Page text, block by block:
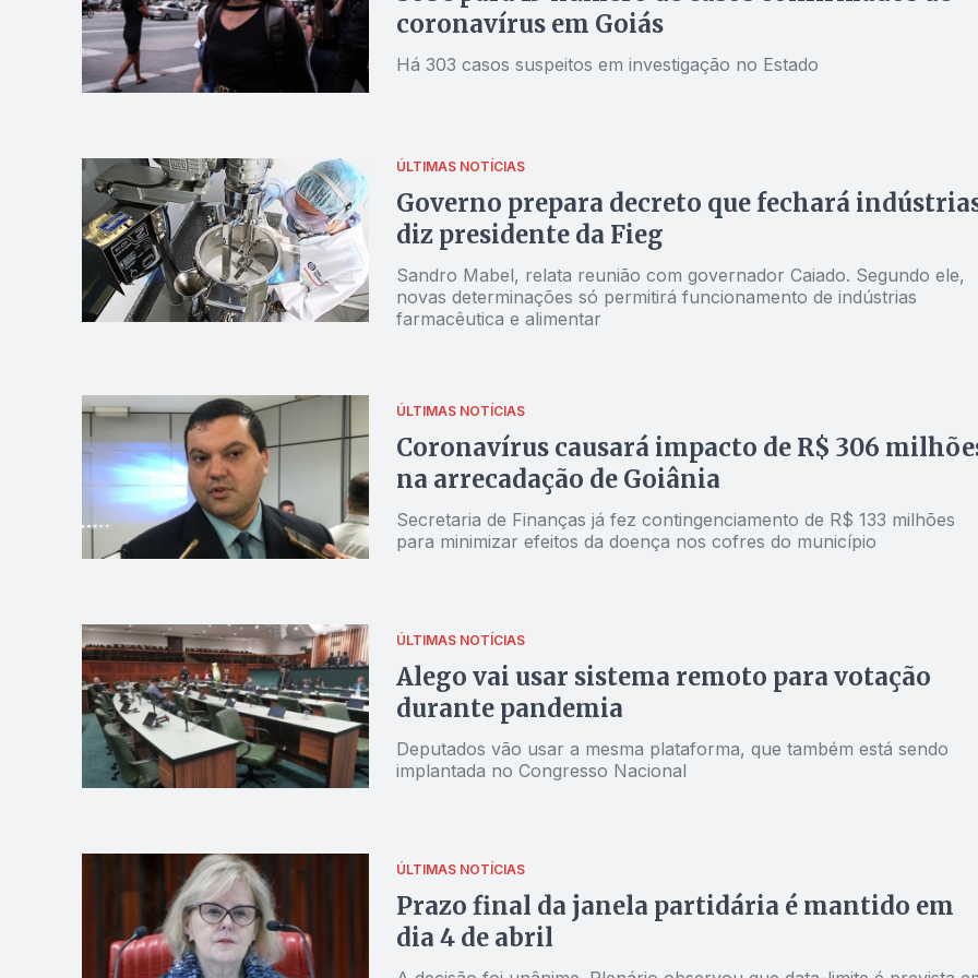
coronavírus em Goiás
Há 303 casos suspeitos em investigação no Estado
ÚLTIMAS NOTÍCIAS
Governo prepara decreto que fechará
diz presidente da Fieg
Sandro Mabel, relata reunião com governador Caiado. Segundo ele,
novas determinações só permitirá funcionamento de indústrias
farmacêutica e alimentar
ÚLTIMAS NOTÍCIAS
Coronavírus causará impacto de R$ 306
na arrecadação de Goiânia
Secretaria de Finanças já fez contingenciamento de R$ 133 milhões
para minimizar efeitos da doença nos cofres do município
ÚLTIMAS NOTÍCIAS
Alego vai usar sistema remoto para votação
durante pandemia
Deputados vão usar a mesma plataforma, que também está sendo
implantada no Congresso Nacional
ÚLTIMAS NOTÍCIAS
Prazo final da janela partidária é mantido em
dia 4 de abril